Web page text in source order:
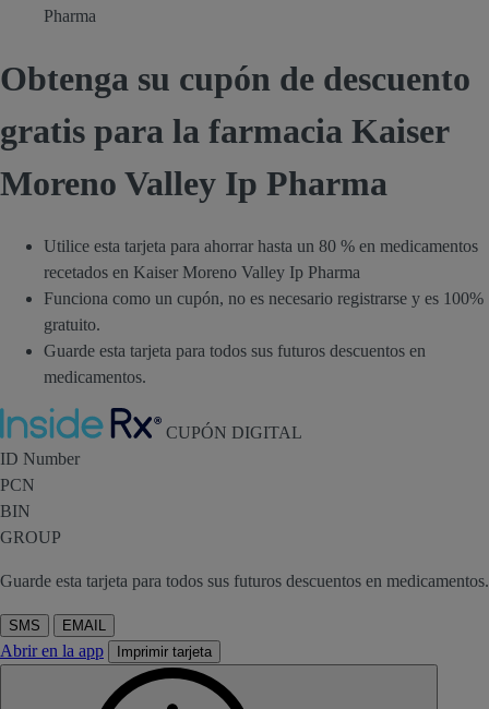
Pharma
Obtenga su cupón de descuento
gratis para la farmacia Kaiser
Moreno Valley Ip Pharma
Utilice esta tarjeta para ahorrar hasta un 80 % en medicamentos
recetados en Kaiser Moreno Valley Ip Pharma
Funciona como un cupón, no es necesario registrarse y es 100%
gratuito.
Guarde esta tarjeta para todos sus futuros descuentos en
medicamentos.
Inside Rx
CUPÓN DIGITAL
ID Number
PCN
BIN
GROUP
Guarde esta tarjeta para todos sus futuros descuentos en medicamentos.
SMS EMAIL
Abrir en la app Imprimir tarjeta